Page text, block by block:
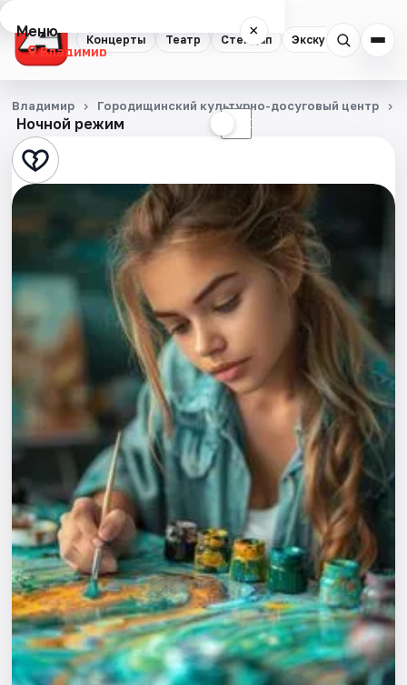
Концерты Театр Стендап Экскурсии
Меню ×
Владимир
Концерты
Театр
Стендап
События
Города
Артисты
Ночной режим ☾
Владимир Городищинский культурно-досуговый центр